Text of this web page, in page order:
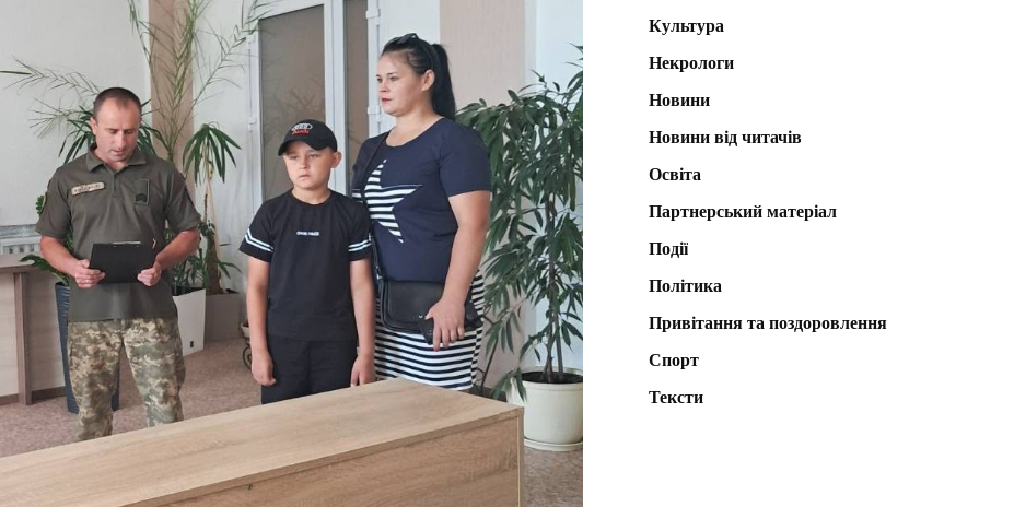
Культура
Некрологи
Новини
Новини від читачів
Освіта
Партнерський матеріал
Події
Політика
Привітання та поздоровлення
Спорт
Тексти